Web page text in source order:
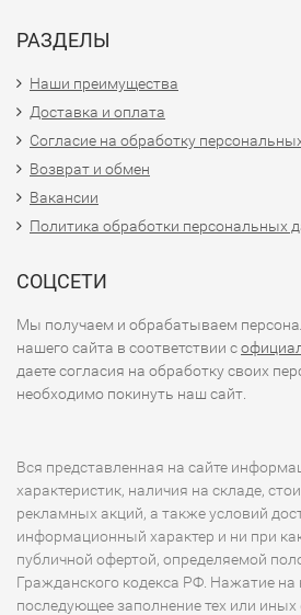
РАЗДЕЛЫ
Наши преимущества
Доставка и оплата
Согласие на обработку
Возврат и обмен
Вакансии
Политика обработки персональных
СОЦСЕТИ
Мы получаем и обрабатываем
нашего сайта в соответствии с
даете согласия на обработку своих
необходимо покинуть наш сайт.
Вся представленная на сайте
характеристик, наличия на складе,
рекламных акций, а также условий
информационный характер и ни при
публичной офертой, определяемой
Гражданского кодекса РФ. Нажатие на
последующее заполнение тех или